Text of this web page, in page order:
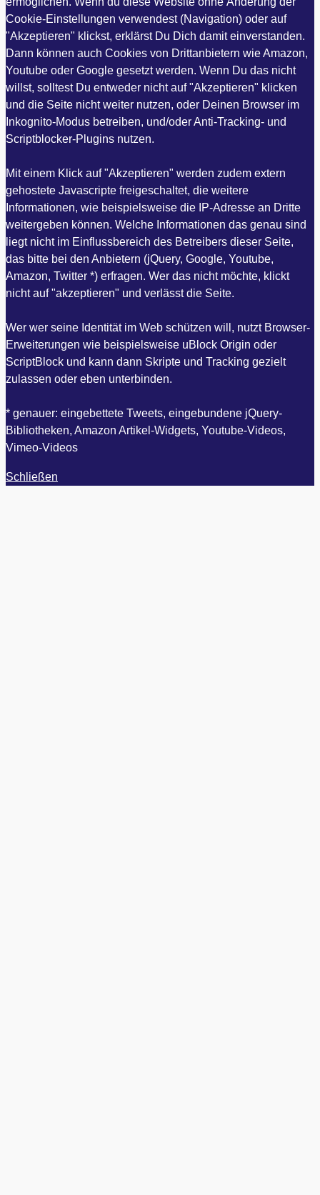
Cookie-Einstellungen verwendest (Navigation) oder auf
"Akzeptieren" klickst, erklärst Du Dich damit einverstanden.
Dann können auch Cookies von Drittanbietern wie Amazon,
Youtube oder Google gesetzt werden. Wenn Du das nicht
willst, solltest Du entweder nicht auf "Akzeptieren" klicken
und die Seite nicht weiter nutzen, oder Deinen Browser im
Inkognito-Modus betreiben, und/oder Anti-Tracking- und
Scriptblocker-Plugins nutzen.
Mit einem Klick auf "Akzeptieren" werden zudem extern
gehostete Javascripte freigeschaltet, die weitere
Informationen, wie beispielsweise die IP-Adresse an Dritte
weitergeben können. Welche Informationen das genau sind
liegt nicht im Einflussbereich des Betreibers dieser Seite,
das bitte bei den Anbietern (jQuery, Google, Youtube,
Amazon, Twitter *) erfragen. Wer das nicht möchte, klickt
nicht auf "akzeptieren" und verlässt die Seite.
Wer wer seine Identität im Web schützen will, nutzt Browser-
Erweiterungen wie beispielsweise uBlock Origin oder
ScriptBlock und kann dann Skripte und Tracking gezielt
zulassen oder eben unterbinden.
* genauer: eingebettete Tweets, eingebundene jQuery-
Bibliotheken, Amazon Artikel-Widgets, Youtube-Videos,
Vimeo-Videos
Schließen